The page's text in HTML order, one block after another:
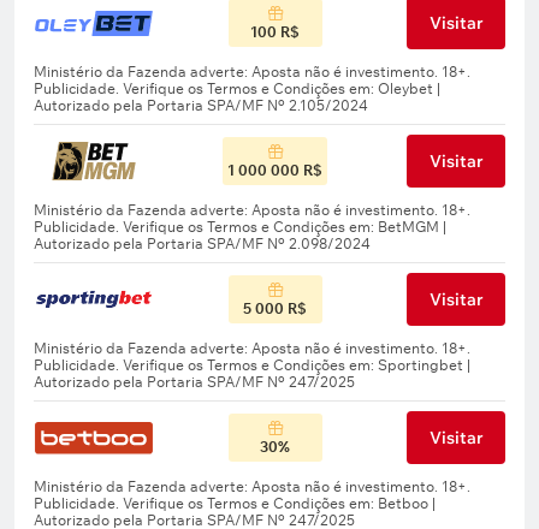
100 R$ Visitar
1 000 000 R$ Visitar
5 000 R$ Visitar
30% Visitar